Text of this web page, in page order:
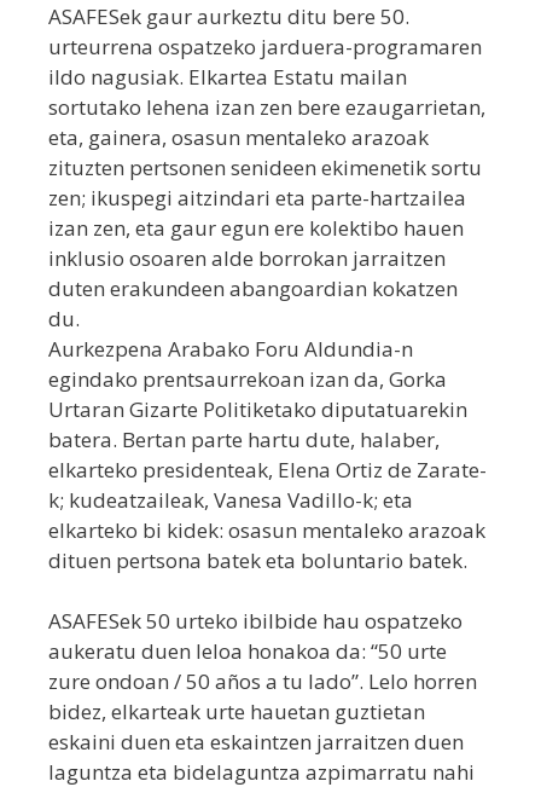
ASAFESek gaur aurkeztu ditu bere 50.
urteurrena ospatzeko jarduera-programaren
ildo nagusiak. Elkartea Estatu mailan
sortutako lehena izan zen bere ezaugarrietan,
eta, gainera, osasun mentaleko arazoak
zituzten pertsonen senideen ekimenetik sortu
zen; ikuspegi aitzindari eta parte-hartzailea
izan zen, eta gaur egun ere kolektibo hauen
inklusio osoaren alde borrokan jarraitzen
duten erakundeen abangoardian kokatzen
du.
Aurkezpena Arabako Foru Aldundia-n
egindako prentsaurrekoan izan da, Gorka
Urtaran Gizarte Politiketako diputatuarekin
batera. Bertan parte hartu dute, halaber,
elkarteko presidenteak, Elena Ortiz de Zarate-
k; kudeatzaileak, Vanesa Vadillo-k; eta
elkarteko bi kidek: osasun mentaleko arazoak
dituen pertsona batek eta boluntario batek.
ASAFESek 50 urteko ibilbide hau ospatzeko
aukeratu duen leloa honakoa da: “50 urte
zure ondoan / 50 años a tu lado”. Lelo horren
bidez, elkarteak urte hauetan guztietan
eskaini duen eta eskaintzen jarraitzen duen
laguntza eta bidelaguntza azpimarratu nahi